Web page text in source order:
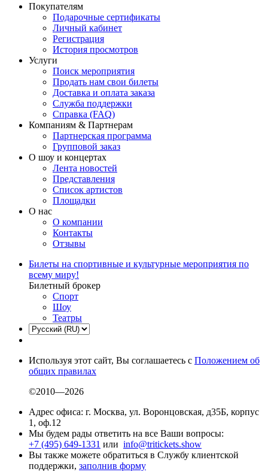
Покупателям
Подарочные сертификаты
Личный кабинет
Регистрация
История просмотров
Услуги
Поиск мероприятия
Продать нам свои билеты
Доставка и оплата заказа
Служба поддержки
Справка (FAQ)
Компаниям & Партнерам
Партнерская программа
Групповой заказ
О шоу и концертах
Лента новостей
Представления
Список артистов
Площадки
О нас
О компании
Контакты
Отзывы
Билеты на спортивные и культурные мероприятия по
всему миру!
Билетный брокер
Спорт
Шоу
Театры
Используя этот сайт, Вы соглашаетесь с Положением об
общих правилах
©2010—2026
Адрес офиса: г. Москва, ул. Воронцовская, д35Б, корпус
1, оф.12
Мы будем рады ответить на все Ваши вопросы:
+7 (495) 649-1331 или info@tritickets.show
Вы также можете обратиться в Службу клиентской
поддержки, заполнив форму